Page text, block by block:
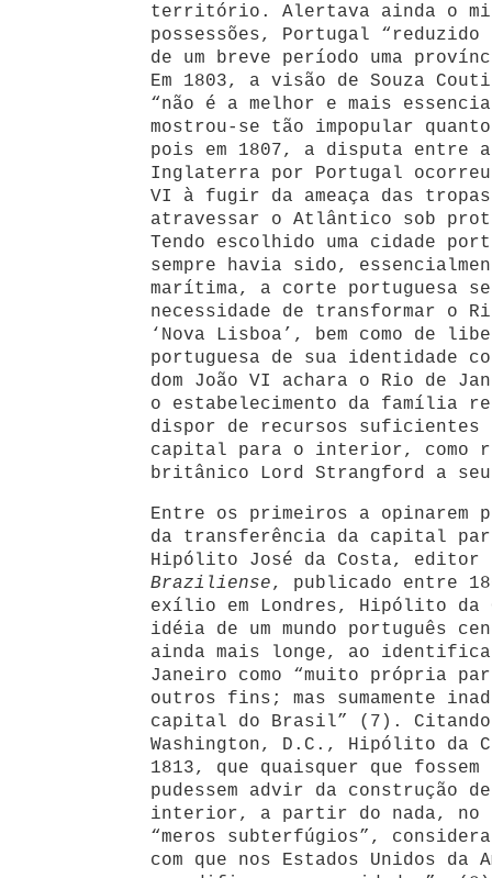
território. Alertava ainda o
possessões, Portugal
de um breve período uma
Em 1803, a visão de Souza
“não é a melhor e mais
mostrou-se tão impopular
pois em 1807, a disputa entre
Inglaterra por Portugal ocorreu
VI à fugir da ameaça das
atravessar o Atlântico sob
Tendo escolhido uma cidade
sempre havia sido,
marítima, a corte portuguesa
necessidade de transformar o
‘Nova Lisboa’, bem como de
portuguesa de sua identidade
dom João VI achara o Rio de
o estabelecimento da família
dispor de recursos
capital para o interior, como
britânico Lord Strangford a
Entre os primeiros a opinarem
da transferência da capital
Hipólito José da Costa,
Braziliense, publicado entre
exílio em Londres, Hipólito da
idéia de um mundo português
ainda mais longe, ao
Janeiro como “muito própria
outros fins; mas sumamente
capital do Brasil” (7). Citando
Washington, D.C., Hipólito da
1813, que quaisquer que
pudessem advir da construção
interior, a partir do nada, no
“meros subterfúgios”,
com que nos Estados Unidos da